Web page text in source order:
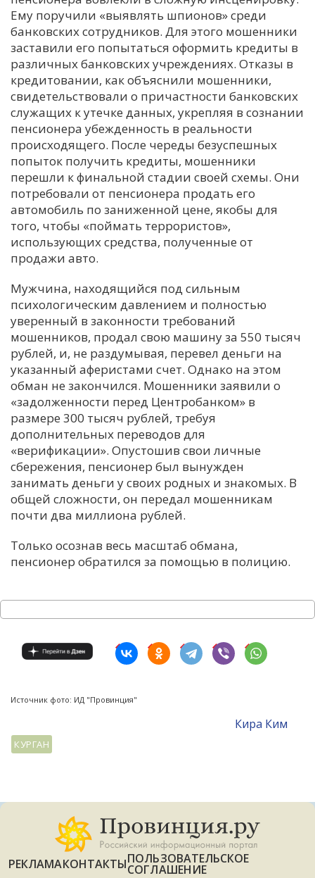
Ему поручили «выявлять шпионов» среди
банковских сотрудников. Для этого мошенники
заставили его попытаться оформить кредиты в
различных банковских учреждениях. Отказы в
кредитовании, как объяснили мошенники,
свидетельствовали о причастности банковских
служащих к утечке данных, укрепляя в сознании
пенсионера убежденность в реальности
происходящего. После череды безуспешных
попыток получить кредиты, мошенники
перешли к финальной стадии своей схемы. Они
потребовали от пенсионера продать его
автомобиль по заниженной цене, якобы для
того, чтобы «поймать террористов»,
использующих средства, полученные от
продажи авто.
Мужчина, находящийся под сильным
психологическим давлением и полностью
уверенный в законности требований
мошенников, продал свою машину за 550 тысяч
рублей, и, не раздумывая, перевел деньги на
указанный аферистами счет. Однако на этом
обман не закончился. Мошенники заявили о
«задолженности перед Центробанком» в
размере 300 тысяч рублей, требуя
дополнительных переводов для
«верификации». Опустошив свои личные
сбережения, пенсионер был вынужден
занимать деньги у своих родных и знакомых. В
общей сложности, он передал мошенникам
почти два миллиона рублей.
Только осознав весь масштаб обмана,
пенсионер обратился за помощью в полицию.
Источник фото: ИД "Провинция"
Кира Ким
КУРГАН
РЕКЛАМАКОНТАКТЫПОЛЬЗОВАТЕЛЬСКОЕ
СОГЛАШЕНИЕ